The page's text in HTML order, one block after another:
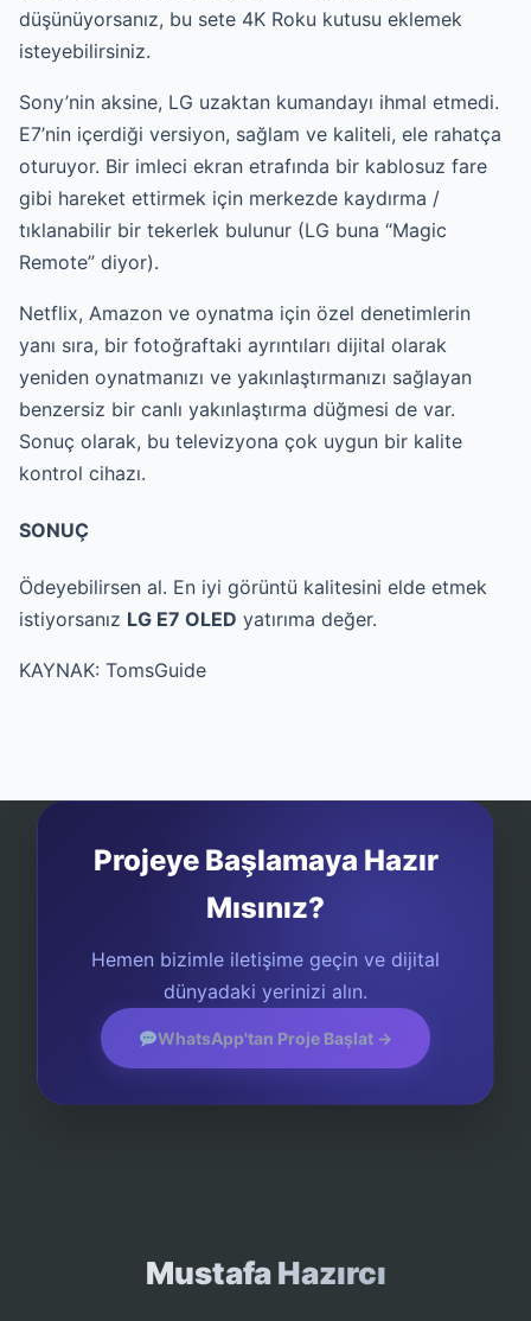
düşünüyorsanız, bu sete 4K Roku kutusu eklemek
isteyebilirsiniz.
Sony’nin aksine, LG uzaktan kumandayı ihmal etmedi.
E7’nin içerdiği versiyon, sağlam ve kaliteli, ele rahatça
oturuyor. Bir imleci ekran etrafında bir kablosuz fare
gibi hareket ettirmek için merkezde kaydırma /
tıklanabilir bir tekerlek bulunur (LG buna “Magic
Remote” diyor).
Netflix, Amazon ve oynatma için özel denetimlerin
yanı sıra, bir fotoğraftaki ayrıntıları dijital olarak
yeniden oynatmanızı ve yakınlaştırmanızı sağlayan
benzersiz bir canlı yakınlaştırma düğmesi de var.
Sonuç olarak, bu televizyona çok uygun bir kalite
kontrol cihazı.
SONUÇ
Ödeyebilirsen al. En iyi görüntü kalitesini elde etmek
istiyorsanız LG E7 OLED yatırıma değer.
KAYNAK: TomsGuide
Projeye Başlamaya Hazır
Mısınız?
Hemen bizimle iletişime geçin ve dijital
dünyadaki yerinizi alın.
WhatsApp'tan Proje Başlat →
Mustafa Hazırcı